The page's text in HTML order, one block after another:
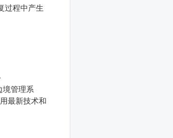
过程中产生
境管理系
最新技术和